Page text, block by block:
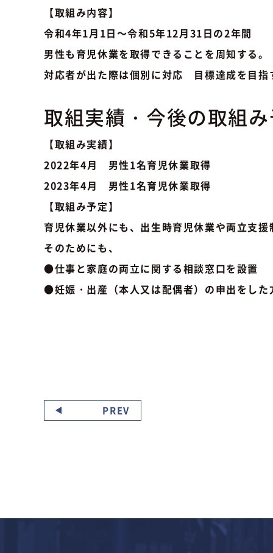
【取組み内容】
令和4年1月1日～令和5年12月31日の2年間
男性も育児休業を取得できることを周知する。
対応者が出た際は個別に対応 目標達成を目指
取組実績・今後の取組
【取組み実績】
2022年4月 男性1名育児休業取得
2023年4月 男性1名育児休業取得
【取組み予定】
育児休業以外にも、出生時育児休業や両立支
そのためにも、
●仕事と家庭の両立に関する相談窓口を設置
●妊娠・出産（本人又は配偶者）の申出をし
PREV